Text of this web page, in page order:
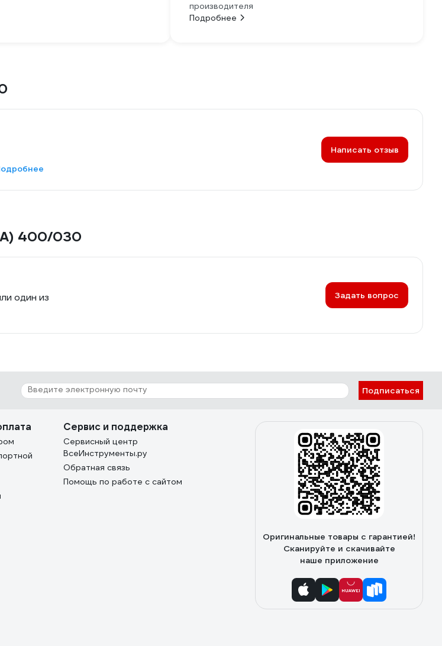
производителя
Подробнее
Написать отзыв
400/030
один из
Задать вопрос
Подписаться
Сервис и поддержка
Сервисный центр
ВсеИнструменты.ру
Обратная связь
Помощь по работе с сайтом
Оригинальные товары с гарантией!
Сканируйте и скачивайте
наше приложение